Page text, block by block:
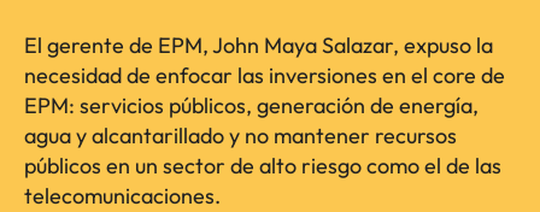
El gerente de EPM, John Maya Salazar, expuso la
necesidad de enfocar las inversiones en el core de
EPM: servicios públicos, generación de energía,
agua y alcantarillado y no mantener recursos
públicos en un sector de alto riesgo como el de las
telecomunicaciones.